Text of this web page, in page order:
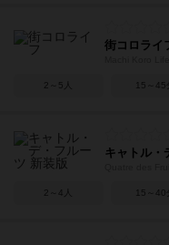
街コロライ
2～5人 15～45
キャトル・
2～4人 15～40